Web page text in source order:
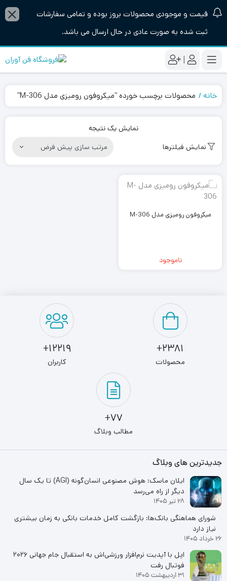
قیمت و موجودی محصولات بروز بوده و تمامی سفارشات
ثبت شده به صورت عادی در حال ارسال می باشد.
|
خانه محصولات برچسب خورده “میکروفون رومیزی مدل M-306”
نمایش یک نتیجه
نمایش فیلترها
میکروفون رومیزی مدل M-306
ناموجود
2381+
محصولات
12219+
کاربران
77+
مطالب وبلاگ
جدیدترین های وبلاگ
ایلان ماسک: هوش مصنوعی انسان‌گونه (AGI) تا یک سال
دیگر از راه می‌رسد
28 تیر 1405
شورای هماهنگی بانک‌ها: بازگشت کامل خدمات بانکی به زمان بیشتری
نیاز دارد
26 خرداد 1405
اپل با آپدیت نرم‌افزار ورزشی‌اش به استقبال جام جهانی ۲۰۲۶
فوتبال رفت
31 اردیبهشت 1405